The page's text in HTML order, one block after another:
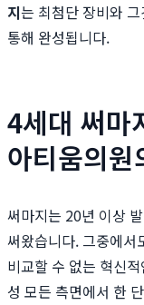
지는 최첨단 장비와
통해 완성됩니다.
4세대 써마
아티움의원
써마지는 20년 이상
써왔습니다. 그중에서
비교할 수 없는 혁신
성 모든 측면에서 한